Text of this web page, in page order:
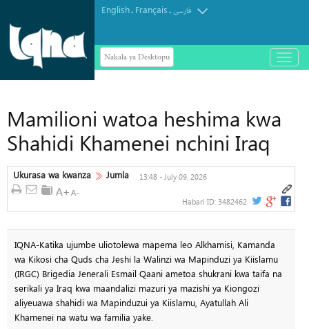
English. Français.فارسی
Nakala ya Desktopu
باز
و
Mamilioni watoa heshima kwa
Shahidi Khamenei nchini Iraq
Ukurasa wa kwanza Jumla 13:48 - July 09, 2026
Habari ID: 3482462
IQNA-Katika ujumbe uliotolewa mapema leo Alkhamisi, Kamanda
wa Kikosi cha Quds cha Jeshi la Walinzi wa Mapinduzi ya Kiislamu
(IRGC) Brigedia Jenerali Esmail Qaani ametoa shukrani kwa taifa na
serikali ya Iraq kwa maandalizi mazuri ya mazishi ya Kiongozi
aliyeuawa shahidi wa Mapinduzui ya Kiislamu, Ayatullah Ali
Khamenei na watu wa familia yake.